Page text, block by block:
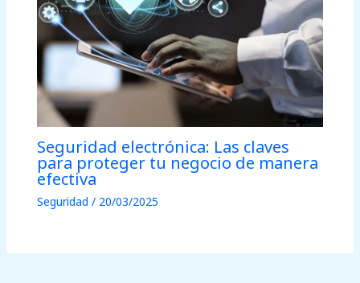
Seguridad electrónica: Las claves
para proteger tu negocio de manera
efectiva
Seguridad / 20/03/2025